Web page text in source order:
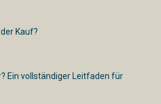
Kauf?
Ein vollständiger Leitfaden für